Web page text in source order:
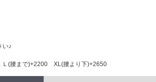
い♪
(腰まで)+2200 XL(腰より下)+2650